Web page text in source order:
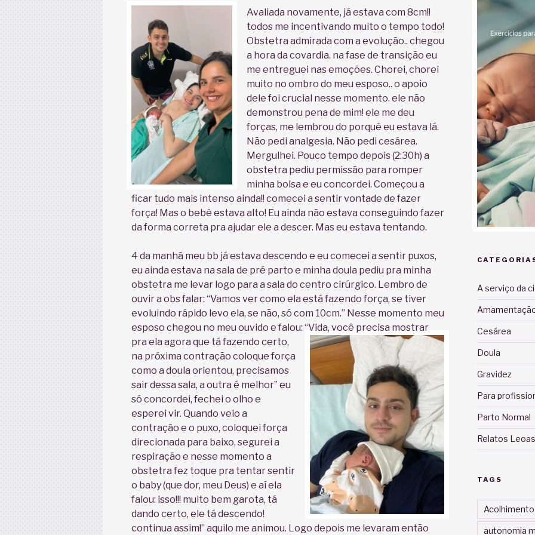
Avaliada novamente, já estava com 8cm!!
todos me incentivando muito o tempo todo!
Obstetra admirada com a evolução.. chegou
a hora da covardia. na fase de transição eu
me entreguei nas emoções. Chorei, chorei
muito no ombro do meu esposo.. o apoio
dele foi crucial nesse momento. ele não
demonstrou pena de mim! ele me deu
forças, me lembrou do porquê eu estava lá.
Não pedi analgesia. Não pedi cesárea.
Mergulhei. Pouco tempo depois (2:30h) a
obstetra pediu permissão para romper
minha bolsa e eu concordei. Começou a
ficar tudo mais intenso ainda!! comecei a sentir vontade de fazer
força! Mas o bebê estava alto! Eu ainda não estava conseguindo fazer
da forma correta pra ajudar ele a descer. Mas eu estava tentando.
4 da manhã meu bb já estava descendo e eu comecei a sentir puxos,
eu ainda estava na sala de pré parto e minha doula pediu pra minha
obstetra me levar logo para a sala do centro cirúrgico. Lembro de
ouvir a obs falar: “Vamos ver como ela está fazendo força, se tiver
evoluindo rápido levo ela, se não, só com 10cm.” Nesse momento meu
esposo chegou no meu ouvido e falou: “Vida, você precisa mostrar
pra ela agora que tá fazendo certo,
na próxima contração coloque força
como a doula orientou, precisamos
sair dessa sala, a outra é melhor” eu
só concordei, fechei o olho e
esperei vir. Quando veio a
contração e o puxo, coloquei força
direcionada para baixo, segurei a
respiração e nesse momento a
obstetra fez toque pra tentar sentir
o baby (que dor, meu Deus) e aí ela
falou: isso!!! muito bem garota, tá
dando certo, ele tá descendo!
continua assim!” aquilo me animou. Logo depois me levaram então
A serviço da
Cesárea
Doula
Gravidez
Para
Parto Normal
Relatos
TAGS
Acolhimento
autonomia